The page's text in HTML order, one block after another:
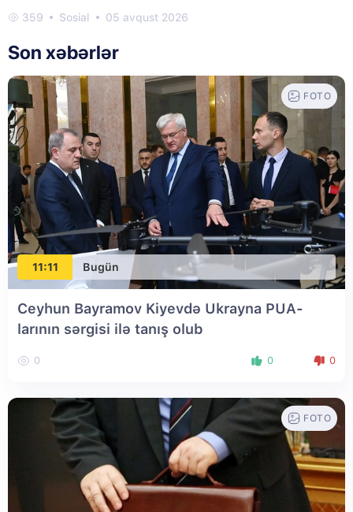
359 Sosial 05 avqust 2026
Son xəbərlər
11:11 Bugün
FOTO
Ceyhun Bayramov Kiyevdə Ukrayna PUA-
larının sərgisi ilə tanış olub
0 0 0
FOTO